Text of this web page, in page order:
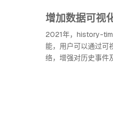
增加数据可视
2021年，history-
能，用户可以通过可
络，增强对历史事件